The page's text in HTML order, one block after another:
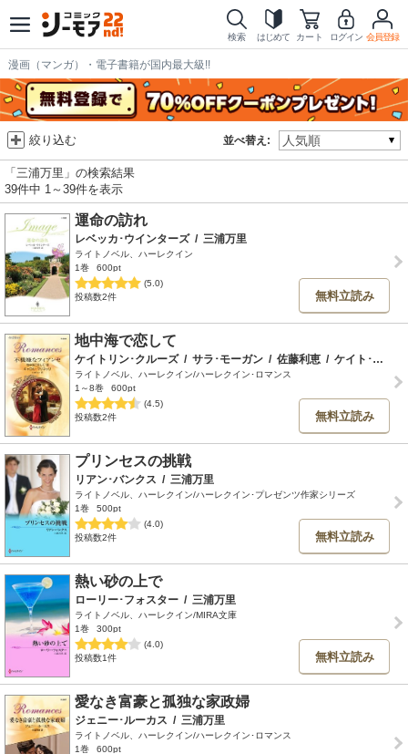
検索 はじめて カート ログイン 会員登録
漫画（マンガ）・電子書籍が国内最大級!!
並べ替え:
絞り込む
「三浦万里」の検索結果
39件中 1～39件を表示
運命の訪れ
レベッカ･ウインターズ / 三浦万里
ライトノベル、ハーレクイン
1巻
600pt
(5.0)
投稿数2件
無料立読み
地中海で恋して
ケイトリン･クルーズ / サラ･モーガン / 佐藤利恵 / ケイト･ヒューイット
ライトノベル、ハーレクイン/ハーレクイン･ロマンス
1～8巻
600pt
(4.5)
投稿数2件
無料立読み
プリンセスの挑戦
リアン･バンクス / 三浦万里
ライトノベル、ハーレクイン/ハーレクイン･プレゼンツ作家シリーズ
1巻
500pt
(4.0)
投稿数2件
無料立読み
熱い砂の上で
ローリー･フォスター / 三浦万里
ライトノベル、ハーレクイン/MIRA文庫
1巻
300pt
(4.0)
投稿数1件
無料立読み
愛なき富豪と孤独な家政婦
ジェニー･ルーカス / 三浦万里
ライトノベル、ハーレクイン/ハーレクイン･ロマンス
1巻
600pt